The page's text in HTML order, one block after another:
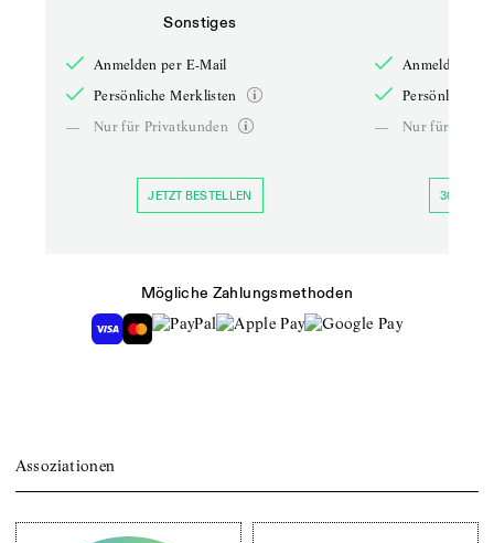
Sonstiges
Anmelden per E-Mail
Persönliche Merklisten
—
Nur für Privatkunden
JETZT BESTELLEN
Anmelden
Persönliche
—
Nur für
30 TAGE
Mögliche Zahlungsmethoden
Assoziationen